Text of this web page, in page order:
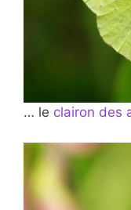
… le clairon des